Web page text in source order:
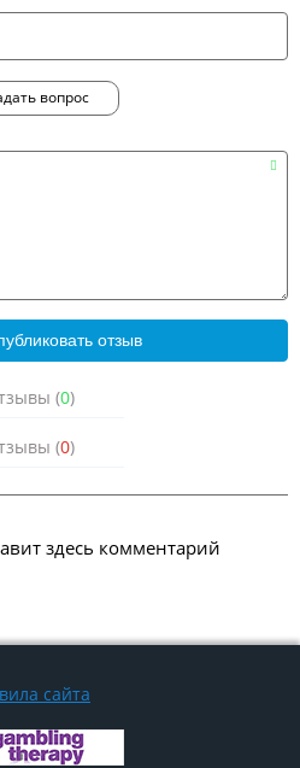
вопрос
(0)
(0)
здесь комментарий
сайта